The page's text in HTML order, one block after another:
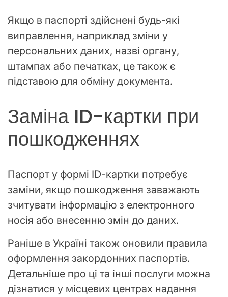
Якщо в паспорті здійснені будь-які
виправлення, наприклад зміни у
персональних даних, назві органу,
штампах або печатках, це також є
підставою для обміну документа.
Заміна ID-картки при
пошкодженнях
Паспорт у формі ID-картки потребує
заміни, якщо пошкодження заважають
зчитувати інформацію з електронного
носія або внесенню змін до даних.
Раніше в Україні також оновили правила
оформлення закордонних паспортів.
Детальніше про ці та інші послуги можна
дізнатися у місцевих центрах надання